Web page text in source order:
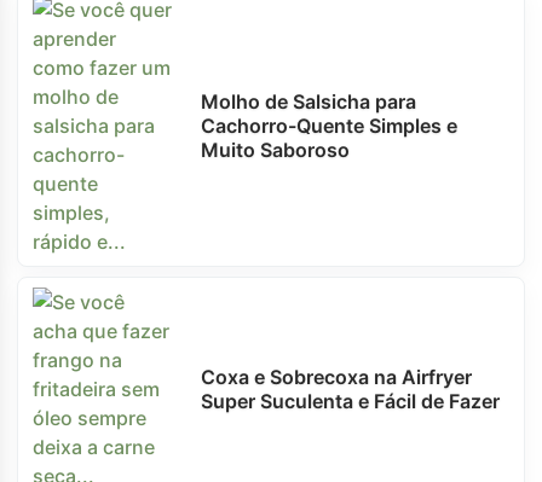
Molho de Salsicha para
Cachorro-Quente Simples e
Muito Saboroso
Coxa e Sobrecoxa na Airfryer
Super Suculenta e Fácil de Fazer